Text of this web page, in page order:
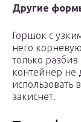
Другие
Горшок с
него
только
контейнер не
использовать
закиснет.